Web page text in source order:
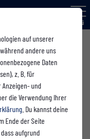
auf unserer
andere uns
Daten
z. B. für
und
die Verwendung Ihrer
. Du kannst deine
Ende der Seite
aufgrund
Menü
Ergebnisse